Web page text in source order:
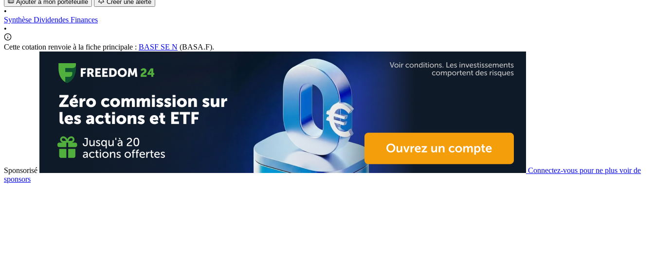
Ajouter à mon portefeuille Créer une alerte
•
Synthèse Dividendes Finances
•
Cette cotation renvoie à la fiche principale : BASF SE N (BASA.F).
Sponsorisé
Connectez-vous pour ne plus voir de
sponsors